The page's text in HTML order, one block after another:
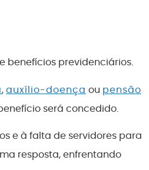
benefícios previdenciários.
,auxílio-doença ou pensão
será concedido.
e à falta de servidores para
resposta, enfrentando